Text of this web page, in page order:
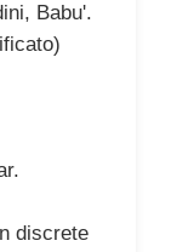
Babu'.
discrete